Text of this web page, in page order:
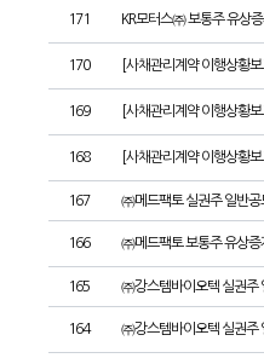
171 KR모터스㈜ 보통주 유상
170 [사채관리계약 이행상황
169 [사채관리계약 이행상황
168 [사채관리계약 이행상황
167 ㈜메드팩토 실권주 일반공
166 ㈜메드팩토 보통주 유상
165 ㈜강스템바이오텍 실권주
164 ㈜강스템바이오텍 실권주